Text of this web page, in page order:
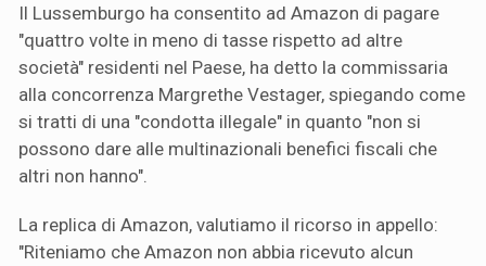
Il Lussemburgo ha consentito ad Amazon di pagare
"quattro volte in meno di tasse rispetto ad altre
società" residenti nel Paese, ha detto la commissaria
alla concorrenza Margrethe Vestager, spiegando come
si tratti di una "condotta illegale" in quanto "non si
possono dare alle multinazionali benefici fiscali che
altri non hanno".
La replica di Amazon, valutiamo il ricorso in appello:
"Riteniamo che Amazon non abbia ricevuto alcun